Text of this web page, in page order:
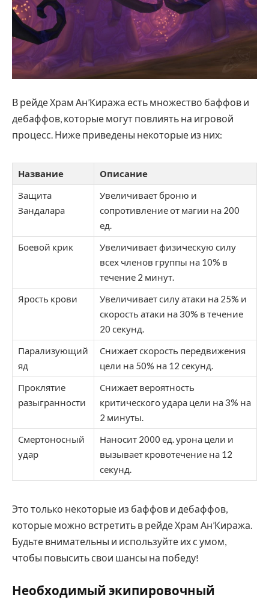
В рейде Храм Ан’Киража есть множество баффов и
дебаффов, которые могут повлиять на игровой
процесс. Ниже приведены некоторые из них:
Название
Описание
Защита
Зандалара
Увеличивает броню и
сопротивление от магии на 200
ед.
Боевой крик
Увеличивает физическую силу
всех членов группы на 10% в
течение 2 минут.
Ярость крови
Увеличивает силу атаки на 25% и
скорость атаки на 30% в течение
20 секунд.
Парализующий
яд
Снижает скорость передвижения
цели на 50% на 12 секунд.
Проклятие
разыгранности
Снижает вероятность
критического удара цели на 3% на
2 минуты.
Смертоносный
удар
Наносит 2000 ед. урона цели и
вызывает кровотечение на 12
секунд.
Это только некоторые из баффов и дебаффов,
которые можно встретить в рейде Храм Ан’Киража.
Будьте внимательны и используйте их с умом,
чтобы повысить свои шансы на победу!
Необходимый экипировочный